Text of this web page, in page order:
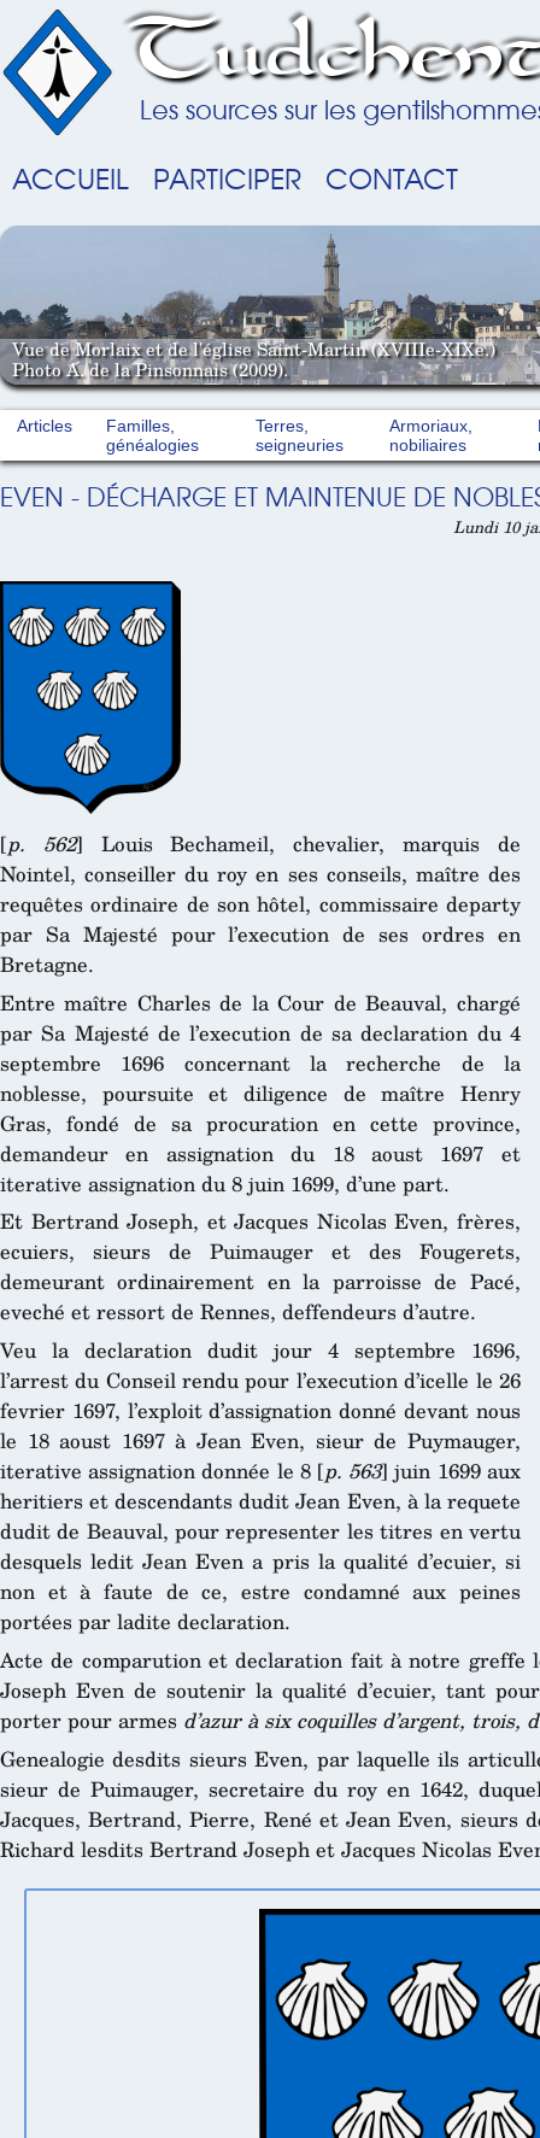
Les sources sur les
ACCUEIL PARTICIPER CONTACT
Vue de Morlaix et de l'église Saint-Martin (XVIIIe-XIXe.)
Photo A. de la Pinsonnais (2009).
Articles
Familles,
généalogies
Terres,
seigneuries
Armoriaux,
nobiliaires
EVEN - DÉCHARGE ET MAINTENUE DE
Lundi 10
[p. 562] Louis Bechameil, chevalier, marquis de
Nointel, conseiller du roy en ses conseils, maître des
requêtes ordinaire de son hôtel, commissaire departy
par Sa Majesté pour l’execution de ses ordres en
Bretagne.
Entre maître Charles de la Cour de Beauval, chargé
par Sa Majesté de l’execution de sa declaration du 4
septembre 1696 concernant la recherche de la
noblesse, poursuite et diligence de maître Henry
Gras, fondé de sa procuration en cette province,
demandeur en assignation du 18 aoust 1697 et
iterative assignation du 8 juin 1699, d’une part.
Et Bertrand Joseph, et Jacques Nicolas Even, frères,
ecuiers, sieurs de Puimauger et des Fougerets,
demeurant ordinairement en la parroisse de Pacé,
eveché et ressort de Rennes, deffendeurs d’autre.
Veu la declaration dudit jour 4 septembre 1696,
l’arrest du Conseil rendu pour l’execution d’icelle le 26
fevrier 1697, l’exploit d’assignation donné devant nous
le 18 aoust 1697 à Jean Even, sieur de Puymauger,
iterative assignation donnée le 8 [p. 563] juin 1699 aux
heritiers et descendants dudit Jean Even, à la requete
dudit de Beauval, pour representer les titres en vertu
desquels ledit Jean Even a pris la qualité d’ecuier, si
non et à faute de ce, estre condamné aux peines
portées par ladite declaration.
Acte de comparution et declaration fait à notre
Joseph Even de soutenir la qualité d’ecuier, tant
porter pour armes d’azur à six coquilles d’argent, trois,
Genealogie desdits sieurs Even, par laquelle ils
sieur de Puimauger, secretaire du roy en 1642,
Jacques, Bertrand, Pierre, René et Jean Even, sieurs
Richard lesdits Bertrand Joseph et Jacques Nicolas